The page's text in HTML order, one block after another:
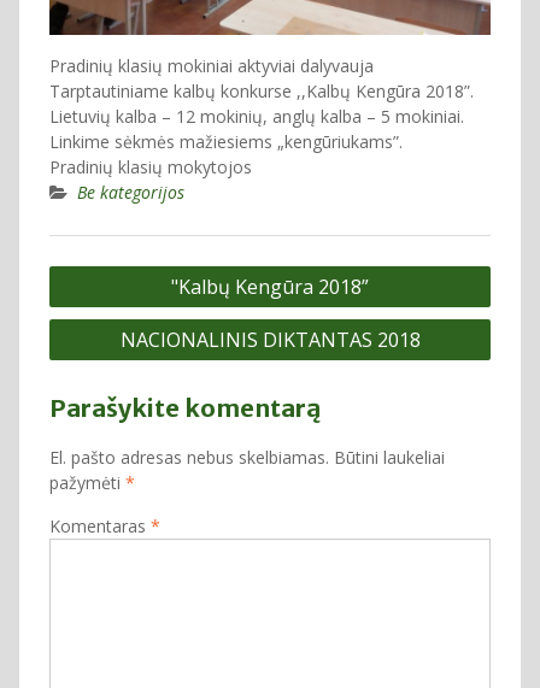
Pradinių klasių mokiniai aktyviai dalyvauja
Tarptautiniame kalbų konkurse ,,Kalbų Kengūra 2018”.
Lietuvių kalba – 12 mokinių, anglų kalba – 5 mokiniai.
Linkime sėkmės mažiesiems „kengūriukams”.
Pradinių klasių mokytojos
Be kategorijos
Navigacija
tarp
"Kalbų Kengūra 2018”
NACIONALINIS DIKTANTAS 2018
Parašykite komentarą
El. pašto adresas nebus skelbiamas. Būtini laukeliai
pažymėti *
Komentaras *